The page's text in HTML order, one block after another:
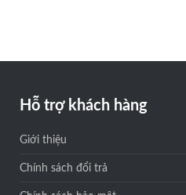
Hỗ trợ khách hàng
Giới thiệu
Chính sách đổi trả